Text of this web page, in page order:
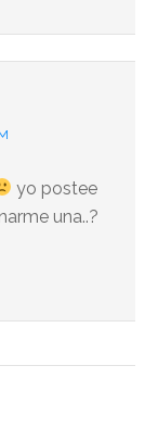
yo postee
una..?